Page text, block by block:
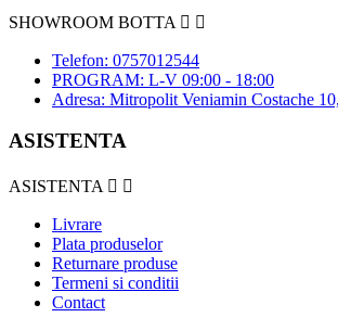
SHOWROOM BOTTA  
Telefon: 0757012544
PROGRAM: L-V 09:00 - 18:00
Adresa: Mitropolit Veniamin Costache
ASISTENTA
ASISTENTA  
Livrare
Plata produselor
Returnare produse
Termeni si conditii
Contact